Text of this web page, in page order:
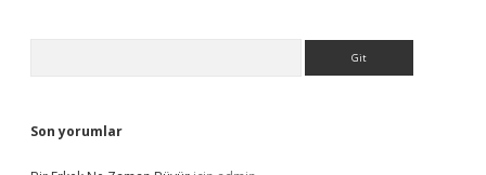
Son yorumlar